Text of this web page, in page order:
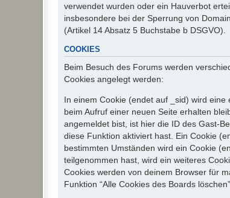
verwendet wurden oder ein Hauverbot
insbesondere bei der Sperrung von
(Artikel 14 Absatz 5 Buchstabe b DSGVO).
COOKIES
Beim Besuch des Forums werden
Cookies angelegt werden:
In einem Cookie (endet auf _sid) wird
beim Aufruf einer neuen Seite erhalten
angemeldet bist, ist hier die ID des Gast-
diese Funktion aktiviert hast. Ein Cookie
bestimmten Umständen wird ein Cookie
teilgenommen hast, wird ein weiteres
Cookies werden von deinem Browser für
Funktion “Alle Cookies des Boards